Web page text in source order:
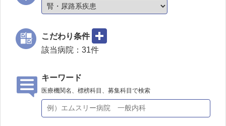
こだわり条件
該当病院： 31件
キーワード
医療機関名、標榜科目、募集科目で検索